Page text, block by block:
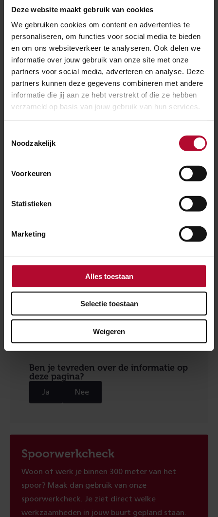
Deze website maakt gebruik van cookies
We gebruiken cookies om content en advertenties te
personaliseren, om functies voor social media te bieden
en om ons websiteverkeer te analyseren. Ook delen we
informatie over jouw gebruik van onze site met onze
partners voor social media, adverteren en analyse. Deze
partners kunnen deze gegevens combineren met andere
informatie die jij aan ze hebt verstrekt of die ze hebben
verzameld op basis van jouw gebruik van hun services.
Noodzakelijk
Voorkeuren
Statistieken
Marketing
Alles toestaan
Selectie toestaan
Weigeren
In verband met de Algemene Verordening
Gegevensbescherming (AVG) vragen wij je om vóór
het versturen van dit formulier akkoord te gaan met
privacyvoorwaarden
Dit is nodig om jouw vraag
IK BEN AKKOORD MET DE PRIVACYVOORWAARDEN
Verzenden
Ben je tevreden over de informatie op
deze pagina?
Ja Nee
Spoorwerkcheck
Woon of werk je binnen 300 meter van het
spoor? Maak dan gebruik van onze
spoorwerkcheck. Je ziet direct welke
werkzaamheden in jouw buurt gepland staan.